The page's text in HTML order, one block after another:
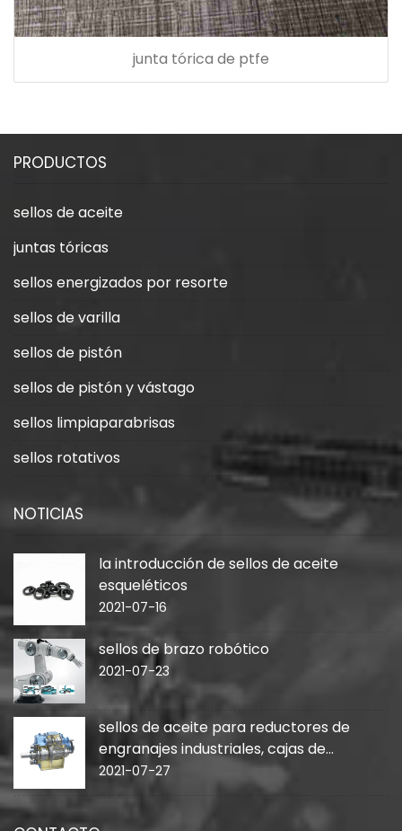
junta tórica de ptfe
PRODUCTOS
sellos de aceite
juntas tóricas
sellos energizados por resorte
sellos de varilla
sellos de pistón
sellos de pistón y vástago
sellos limpiaparabrisas
sellos rotativos
NOTICIAS
la introducción de sellos de aceite
esqueléticos
2021-07-16
sellos de brazo robótico
2021-07-23
sellos de aceite para reductores de
engranajes industriales, cajas de
cambios
2021-07-27